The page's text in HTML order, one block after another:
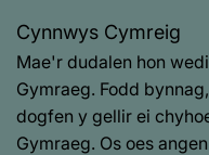
Cynnwys Cymreig
Mae'r dudalen hon
Gymraeg. Fodd
dogfen y gellir ei
Gymraeg. Os oes